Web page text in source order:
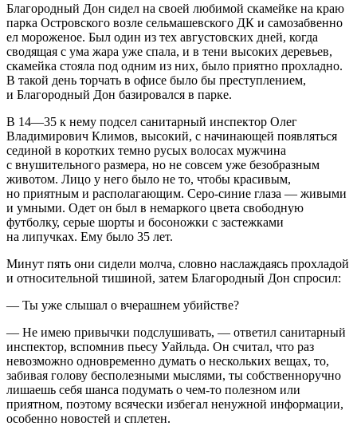
Благородный Дон сидел на своей любимой скамейке на краю
парка Островского возле сельмашевского ДК и самозабвенно
ел мороженое. Был один из тех августовских дней, когда
сводящая с ума жара уже спала, и в тени высоких деревьев,
скамейка стояла под одним из них, было приятно прохладно.
В такой день торчать в офисе было бы преступлением,
и Благородный Дон базировался в парке.
В 14—35 к нему подсел санитарный инспектор Олег
Владимирович Климов, высокий, с начинающей появляться
сединой в коротких темно русых волосах мужчина
с внушительного размера, но не совсем уже безобразным
животом. Лицо у него было не то, чтобы красивым,
но приятным и располагающим. Серо-синие глаза — живыми
и умными. Одет он был в немаркого цвета свободную
футболку, серые шорты и босоножки с застежками
на липучках. Ему было 35 лет.
Минут пять они сидели молча, словно наслаждаясь прохладой
и относительной тишиной, затем Благородный Дон спросил:
— Ты уже слышал о вчерашнем убийстве?
— Не имею привычки подслушивать, — ответил санитарный
инспектор, вспомнив пьесу Уайльда. Он считал, что раз
невозможно одновременно думать о нескольких вещах, то,
забивая голову бесполезными мыслями, ты собственноручно
лишаешь себя шанса подумать о чем-то полезном или
приятном, поэтому всячески избегал ненужной информации,
особенно новостей и сплетен.